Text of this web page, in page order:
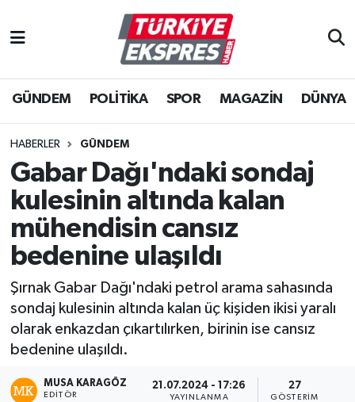
GÜNDEM POLİTİKA SPOR MAGAZİN DÜNYA
HABERLER GÜNDEM
Gabar Dağı'ndaki sondaj
kulesinin altında kalan
mühendisin cansız
bedenine ulaşıldı
Şırnak Gabar Dağı'ndaki petrol arama sahasında
sondaj kulesinin altında kalan üç kişiden ikisi yaralı
olarak enkazdan çıkartılırken, birinin ise cansız
bedenine ulaşıldı.
MUSA KARAGÖZ
EDITÖR
21.07.2024 - 17:26
YAYINLANMA
27
GÖSTERIM
İstanbul Nöbetçi Eczaneler
İstanbul Hava Durumu
İstanbul Namaz Vakitleri
İstanbul Trafik Yoğunluk Haritası
Süper Lig Puan Durumu ve Fikstür
Tüm Manşetler
Son Dakika Haberleri
Haber Arşivi